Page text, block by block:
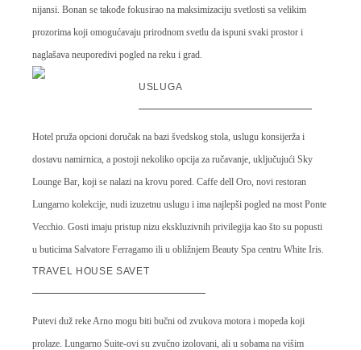
nijansi. Bonan se takođe fokusirao na maksimizaciju svetlosti sa velikim
prozorima koji omogućavaju prirodnom svetlu da ispuni svaki prostor i
naglašava neuporedivi pogled na reku i grad.
USLUGA
Hotel pruža opcioni doručak na bazi švedskog stola, uslugu konsijerža i
dostavu namirnica, a postoji nekoliko opcija za ručavanje, uključujući Sky
Lounge Bar, koji se nalazi na krovu pored. Caffe dell Oro, novi restoran
Lungarno kolekcije, nudi izuzetnu uslugu i ima najlepši pogled na most Ponte
Vecchio. Gosti imaju pristup nizu ekskluzivnih privilegija kao što su popusti
u buticima Salvatore Ferragamo ili u obližnjem Beauty Spa centru White Iris.
TRAVEL HOUSE SAVET
Putevi duž reke Arno mogu biti bučni od zvukova motora i mopeda koji
prolaze. Lungarno Suite-ovi su zvučno izolovani, ali u sobama na višim